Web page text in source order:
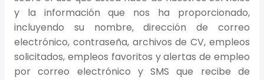
y la información que nos ha proporcionado,
incluyendo su nombre, dirección de correo
electrónico, contraseña, archivos de CV, empleos
solicitados, empleos favoritos y alertas de empleo
por correo electrónico y SMS que recibe de